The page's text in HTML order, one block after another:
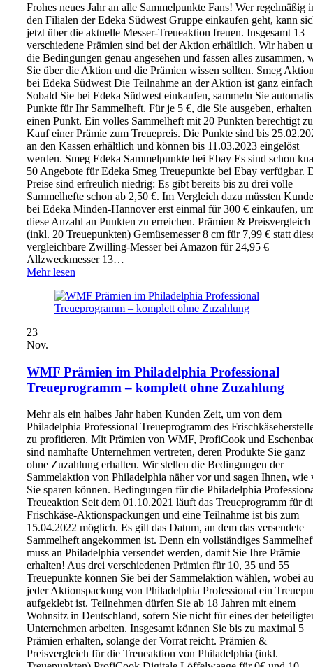
Frohes neues Jahr an alle Sammelpunkte Fans! Wer regelmäßig
den Filialen der Edeka Südwest Gruppe einkaufen geht, kann
jetzt über die aktuelle Messer-Treueaktion freuen. Insgesamt 13
verschiedene Prämien sind bei der Aktion erhältlich. Wir haben
die Bedingungen genau angesehen und fassen alles zusammen,
Sie über die Aktion und die Prämien wissen sollten. Smeg
bei Edeka Südwest Die Teilnahme an der Aktion ist ganz
Sobald Sie bei Edeka Südwest einkaufen, sammeln Sie
Punkte für Ihr Sammelheft. Für je 5 €, die Sie ausgeben,
einen Punkt. Ein volles Sammelheft mit 20 Punkten berechtigt
Kauf einer Prämie zum Treuepreis. Die Punkte sind bis
an den Kassen erhältlich und können bis 11.03.2023 eingelöst
werden. Smeg Edeka Sammelpunkte bei Ebay Es sind schon
50 Angebote für Edeka Smeg Treuepunkte bei Ebay verfügbar.
Preise sind erfreulich niedrig: Es gibt bereits bis zu drei volle
Sammelhefte schon ab 2,50 €. Im Vergleich dazu müssten
bei Edeka Minden-Hannover erst einmal für 300 € einkaufen,
diese Anzahl an Punkten zu erreichen. Prämien & Preisvergleich
(inkl. 20 Treuepunkten) Gemüsemesser 8 cm für 7,99 € statt
vergleichbare Zwilling-Messer bei Amazon für 24,95 €
Allzweckmesser 13…
Mehr lesen
23
Nov.
WMF Prämien im Philadelphia Professional
Treueprogramm – komplett ohne Zuzahlung
Mehr als ein halbes Jahr haben Kunden Zeit, um von dem
Philadelphia Professional Treueprogramm des
zu profitieren. Mit Prämien von WMF, ProfiCook und
sind namhafte Unternehmen vertreten, deren Produkte Sie ganz
ohne Zuzahlung erhalten. Wir stellen die Bedingungen der
Sammelaktion von Philadelphia näher vor und sagen Ihnen, wie
Sie sparen können. Bedingungen für die Philadelphia
Treueaktion Seit dem 01.10.2021 läuft das Treueprogramm für
Frischkäse-Aktionspackungen und eine Teilnahme ist bis zum
15.04.2022 möglich. Es gilt das Datum, an dem das versendete
Sammelheft angekommen ist. Denn ein vollständiges
muss an Philadelphia versendet werden, damit Sie Ihre Prämie
erhalten! Aus drei verschiedenen Prämien für 10, 35 und 55
Treuepunkte können Sie bei der Sammelaktion wählen, wobei
jeder Aktionspackung von Philadelphia Professional ein
aufgeklebt ist. Teilnehmen dürfen Sie ab 18 Jahren mit einem
Wohnsitz in Deutschland, sofern Sie nicht für eines der
Unternehmen arbeiten. Insgesamt können Sie bis zu maximal 5
Prämien erhalten, solange der Vorrat reicht. Prämien &
Preisvergleich für die Treueaktion von Philadelphia (inkl.